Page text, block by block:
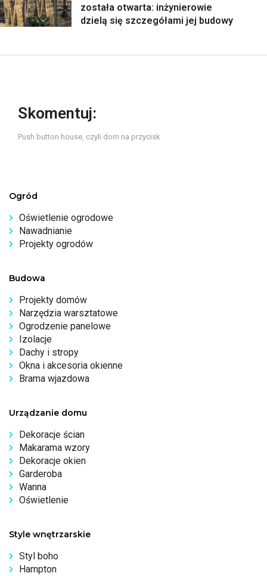
została otwarta: inżynierowie
dzielą się szczegółami jej budowy
Skomentuj:
Push button house, czyli dom na przycisk
Ogród
Oświetlenie ogrodowe
Nawadnianie
Projekty ogrodów
Budowa
Projekty domów
Narzędzia warsztatowe
Ogrodzenie panelowe
Izolacje
Dachy i stropy
Okna i akcesoria okienne
Brama wjazdowa
Urządzanie domu
Dekoracje ścian
Makarama wzory
Dekoracje okien
Garderoba
Wanna
Oświetlenie
Style wnętrzarskie
Styl boho
Hampton